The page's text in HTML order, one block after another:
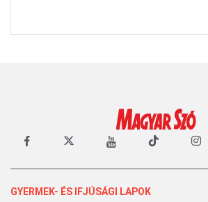
GYERMEK- ÉS IFJÚSÁGI LAPOK